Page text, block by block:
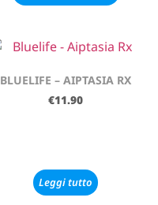
BLUELIFE – AIPTASIA RX
€11.90
Leggi tutto